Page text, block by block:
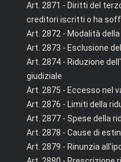
Art. 2871 - Diritti del
creditori iscritti o ha
Art. 2872 - Modalità
Art. 2873 - Esclusione
Art. 2874 - Riduzione
giudiziale
Art. 2875 - Eccesso nel
Art. 2876 - Limiti della
Art. 2877 - Spese della
Art. 2878 - Cause di
Art. 2879 - Rinunzia